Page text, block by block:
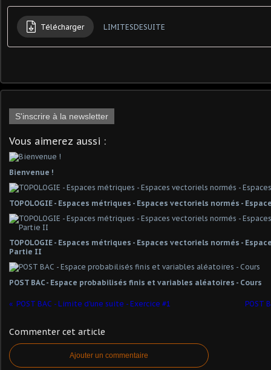
Télécharger LIMITESDESUITE
S'inscrire à la newsletter
Vous aimerez aussi :
Bienvenue !
TOPOLOGIE - Espaces métriques - Espaces vectoriels normés -
TOPOLOGIE - Espaces métriques - Espaces vectoriels normés -
Partie II
POST BAC - Espace probabilisés finis et variables aléatoires - Cours
POST BAC - Limite d'une suite - Exercice #1 POST
Commenter cet article
Ajouter un commentaire